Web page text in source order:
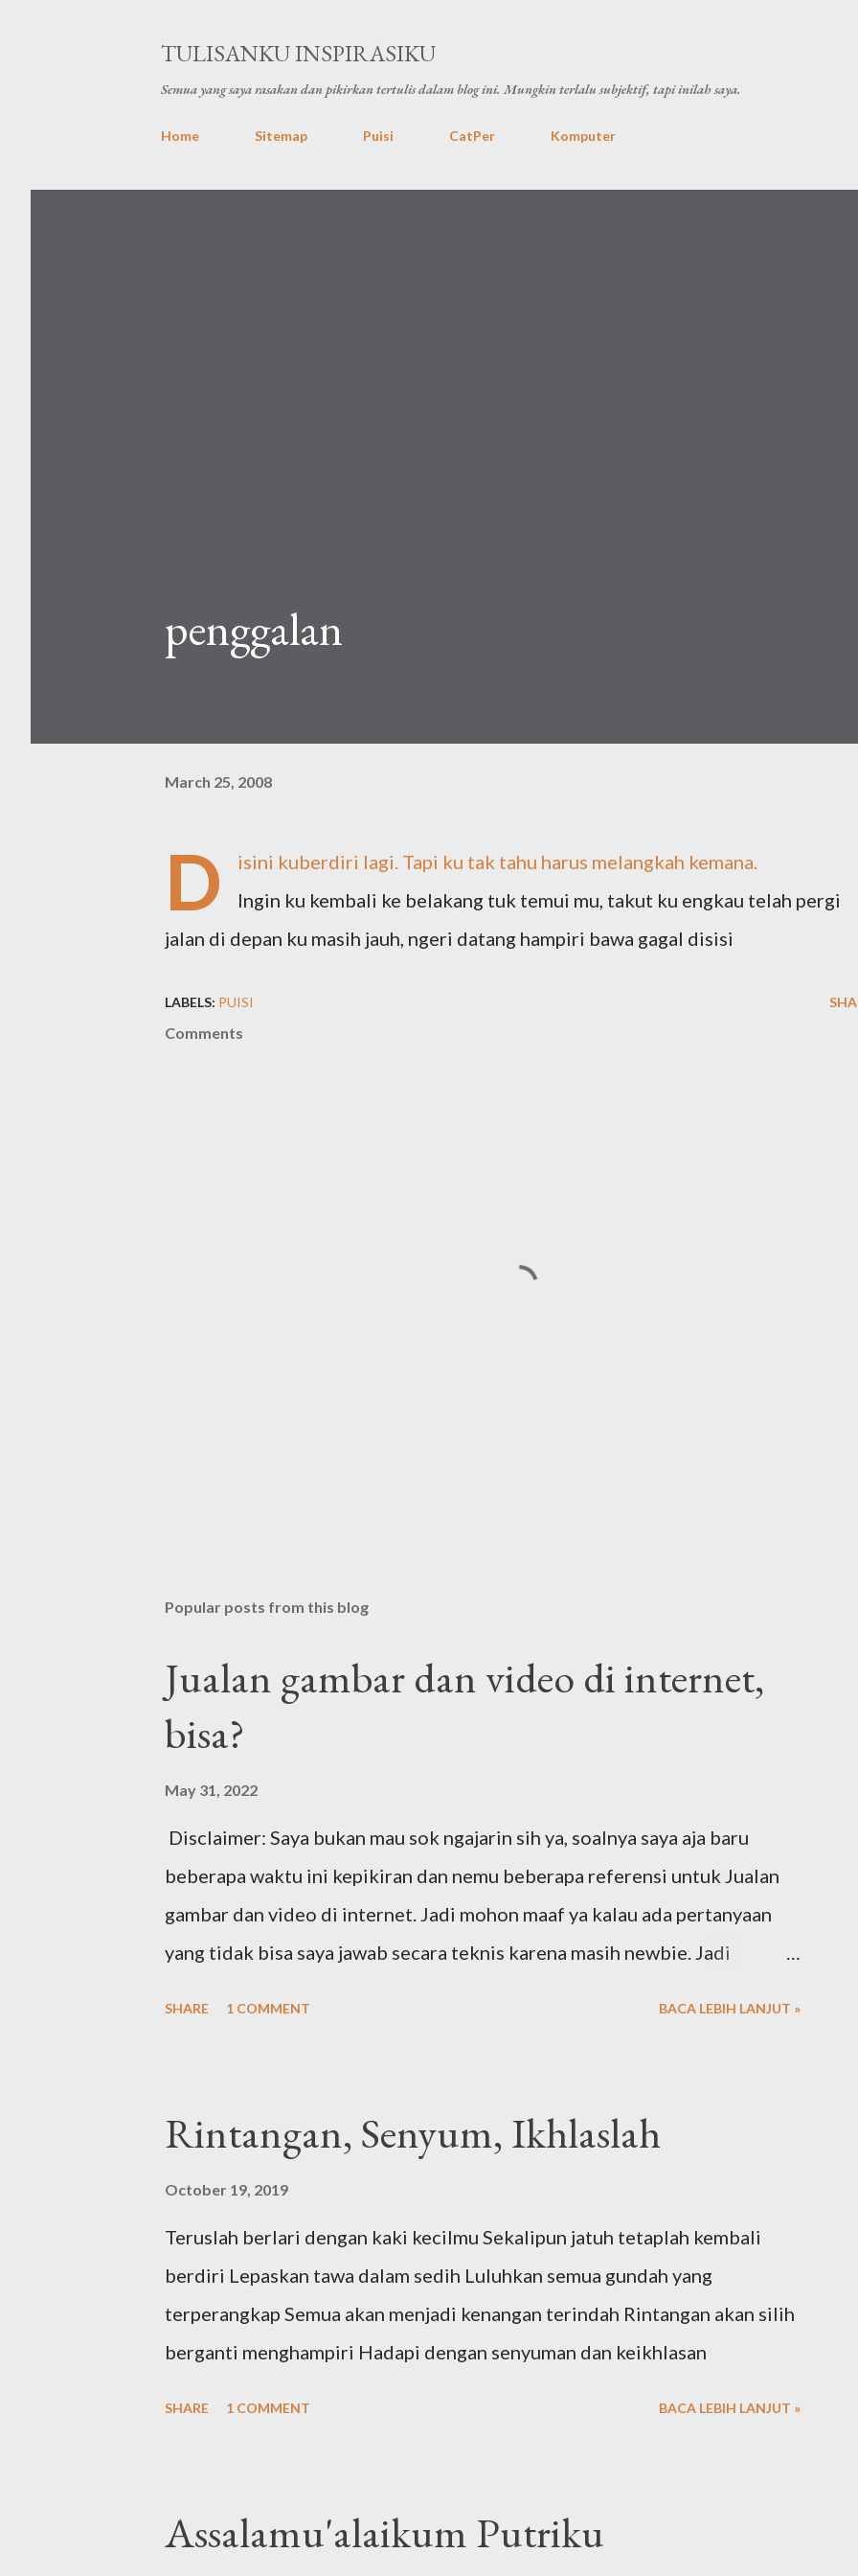
TULISANKU INSPIRASIKU
Semua yang saya rasakan dan pikirkan tertulis dalam blog ini. Mungkin terlalu subjektif, tapi inilah saya.
Home Sitemap Puisi CatPer Komputer
penggalan
March 25, 2008
D
isini kuberdiri lagi. Tapi ku tak tahu harus melangkah kemana.
Ingin ku kembali ke belakang tuk temui mu, takut ku engkau telah pergi
jalan di depan ku masih jauh, ngeri datang hampiri bawa gagal disisi
LABELS: PUISI
Comments
Popular posts from this blog
Jualan gambar dan video di internet,
bisa?
May 31, 2022
Disclaimer: Saya bukan mau sok ngajarin sih ya, soalnya saya aja baru
beberapa waktu ini kepikiran dan nemu beberapa referensi untuk Jualan
gambar dan video di internet. Jadi mohon maaf ya kalau ada pertanyaan
yang tidak bisa saya jawab secara teknis karena masih newbie. Jadi
PC nya yang full. Alhasil mulailah ngorek-ngorek file lama yang mana tau
bisa dibuang untuk menghemat space harddisk. Diliatin satu per satu
SHARE 1 COMMENT BACA LEBIH LANJUT »
Rintangan, Senyum, Ikhlaslah
October 19, 2019
Teruslah berlari dengan kaki kecilmu Sekalipun jatuh tetaplah kembali
berdiri Lepaskan tawa dalam sedih Luluhkan semua gundah yang
terperangkap Semua akan menjadi kenangan terindah Rintangan akan silih
berganti menghampiri Hadapi dengan senyuman dan keikhlasan
SHARE 1 COMMENT BACA LEBIH LANJUT »
Assalamu'alaikum Putriku